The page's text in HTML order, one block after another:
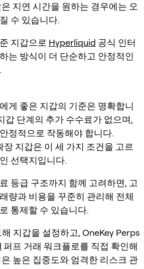
지연 시간을 원하는 경우에는 오
수 있습니다.
지갑으로 Hyperliquid 공식 인터
는 방식이 더 단순하고 안정적인
게 좋은 지갑의 기준은 명확합니
갑 단계의 추가 수수료가 없으며,
정적으로 작동해야 합니다.
지갑은 이 세 가지 조건을 고르
선택지입니다.
등급 구조까지 함께 고려하면, 고
량과 비용을 꾸준히 관리해 전체
통제할 수 있습니다.
지갑을 설정하고, OneKey Perps
퍼프 거래 워크플로를 직접 확인해
높은 집중도와 엄격한 리스크 관